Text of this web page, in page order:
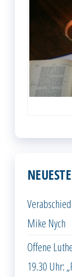
Mike Nych
Offene
19.30 Uhr: